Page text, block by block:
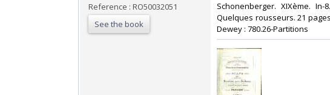
Reference : RO50032051
See the book
‎Schonenberger. XIXème.
Quelques rousseurs. 21
Dewey : 780.26-Partitions‎